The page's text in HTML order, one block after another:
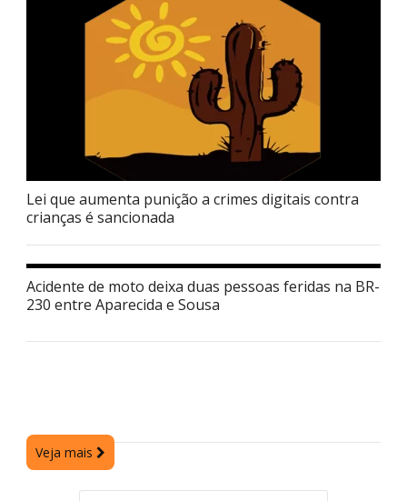
Lei que aumenta punição a crimes digitais contra
crianças é sancionada
Acidente de moto deixa duas pessoas feridas na BR-
230 entre Aparecida e Sousa
Veja mais